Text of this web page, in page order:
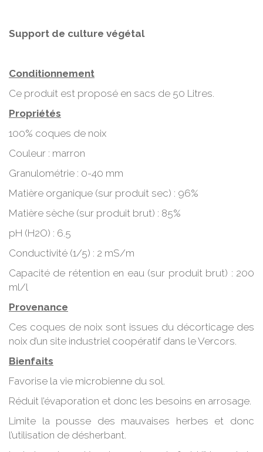
Support de culture végétal
Conditionnement
Ce produit est proposé en sacs de 50 Litres.
Propriétés
100% coques de noix
Couleur : marron
Granulométrie : 0-40 mm
Matière organique (sur produit sec) : 96%
Matière sèche (sur produit brut) : 85%
pH (H2O) : 6.5
Conductivité (1/5) : 2 mS/m
Capacité de rétention en eau (sur produit brut) : 200
ml/l
Provenance
Ces coques de noix sont issues du décorticage des
noix d’un site industriel coopératif dans le Vercors.
Bienfaits
Favorise la vie microbienne du sol.
Réduit l’évaporation et donc les besoins en arrosage.
Limite la pousse des mauvaises herbes et donc
l’utilisation de désherbant.